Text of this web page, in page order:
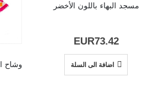
مسجد البهاء باللون الأخضر
EUR73.42
اضافة الى السلة